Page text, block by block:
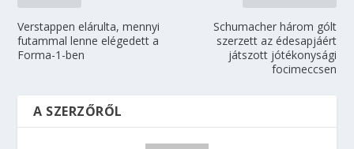
Verstappen elárulta, mennyi
futammal lenne elégedett a
Forma-1-ben
Schumacher három gólt
szerzett az édesapjáért
játszott jótékonysági
focimeccsen
A SZERZŐRŐL